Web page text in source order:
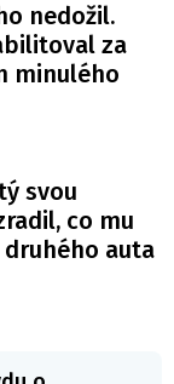
nedožil.
za
minulého
svou
co mu
auta